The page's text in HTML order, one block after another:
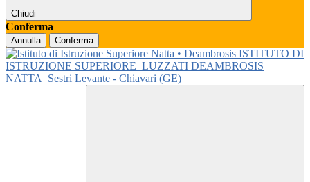
Chiudi
Conferma
Annulla Conferma
ISTITUTO DI
ISTRUZIONE SUPERIORE LUZZATI DEAMBROSIS
NATTA
Sestri Levante - Chiavari (GE)